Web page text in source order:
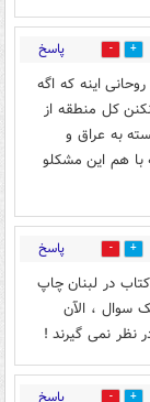
3 پاسخ
اینه که اگه
کل منطقه از
به عراق و
با هم این مشکلو
7 پاسخ
در لبنان چاپ
سوال ، الآن
نظر نمی گیرند !
26 پاسخ